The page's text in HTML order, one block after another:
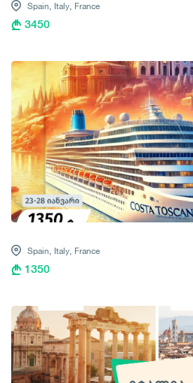
Spain, Italy, France
3450
Spain, Italy, France
1350